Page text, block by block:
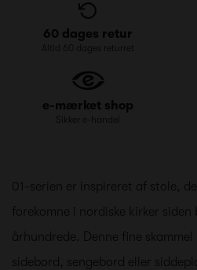
60 dages retur
Altid 60 dages returret
e-mærket shop
Sikker e-handel
01-serien er inspireret af stole,
forekomne i nordiske kirker siden
århundrede. Denne fine
sidebord, sengebord eller